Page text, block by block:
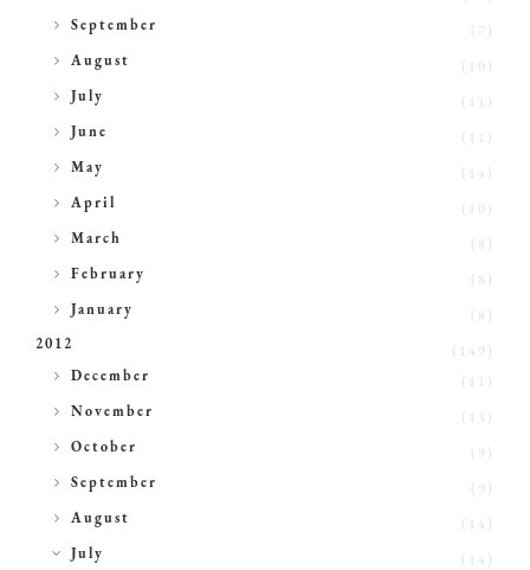
►
September
►
August
►
July
►
June
►
May
(14)
►
April
►
March
(8)
►
February
(8)
►
January
(8)
2012
(149)
►
December
►
November
(13)
►
October
(9)
►
September
(9)
►
August
(14)
▼
July
(14)